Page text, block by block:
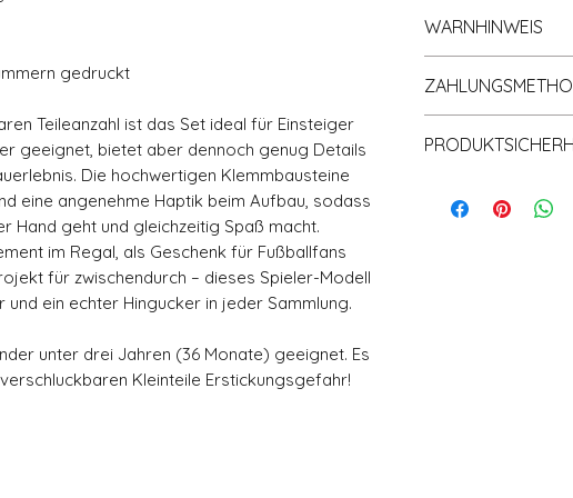
gedruckt
Teileanzahl ist das Set ideal für Einsteiger
geeignet, bietet aber dennoch genug Details
Die hochwertigen Klemmbausteine
eine angenehme Haptik beim Aufbau, sodass
Hand geht und gleichzeitig Spaß macht.
im Regal, als Geschenk für Fußballfans
für zwischendurch – dieses Spieler-Modell
und ein echter Hingucker in jeder Sammlung.
unter drei Jahren (36 Monate) geeignet. Es
Kleinteile Erstickungsgefahr!
🧱 Material:
📦 Große,
Klemmbaustein
Bearbeitungszeit
bei ein bis
per Deutscher Post
WARNHINWEIS
Monate) geeignet.
verschluckbaren
PAYPAL
Überweisung in
Rechnung
(General Product